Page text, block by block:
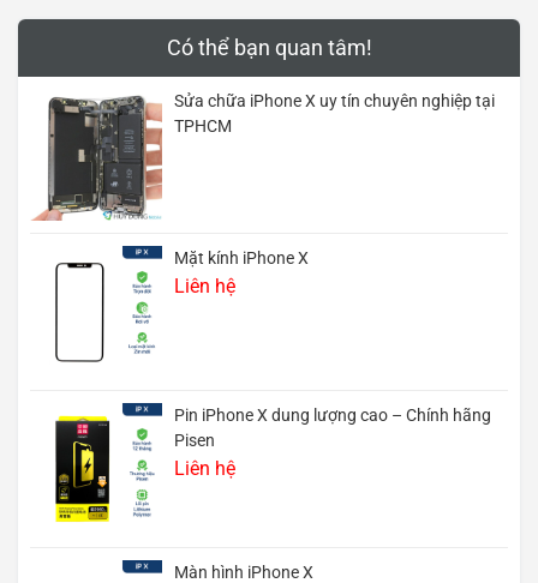
Có thể bạn quan tâm!
Sửa chữa iPhone X uy tín chuyên nghiệp tại
TPHCM
Mặt kính iPhone X
Liên hệ
Pin iPhone X dung lượng cao – Chính hãng
Pisen
Liên hệ
Màn hình iPhone X